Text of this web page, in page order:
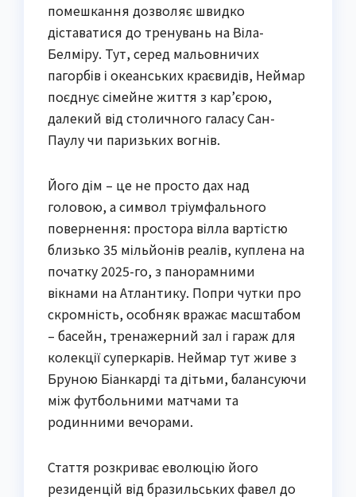
помешкання дозволяє швидко
діставатися до тренувань на Віла-
Белміру. Тут, серед мальовничих
пагорбів і океанських краєвидів, Неймар
поєднує сімейне життя з кар’єрою,
далекий від столичного галасу Сан-
Паулу чи паризьких вогнів.
Його дім – це не просто дах над
головою, а символ тріумфального
повернення: простора вілла вартістю
близько 35 мільйонів реалів, куплена на
початку 2025-го, з панорамними
вікнами на Атлантику. Попри чутки про
скромність, особняк вражає масштабом
– басейн, тренажерний зал і гараж для
колекції суперкарів. Неймар тут живе з
Бруною Біанкарді та дітьми, балансуючи
між футбольними матчами та
родинними вечорами.
Стаття розкриває еволюцію його
резиденцій від бразильських фавел до